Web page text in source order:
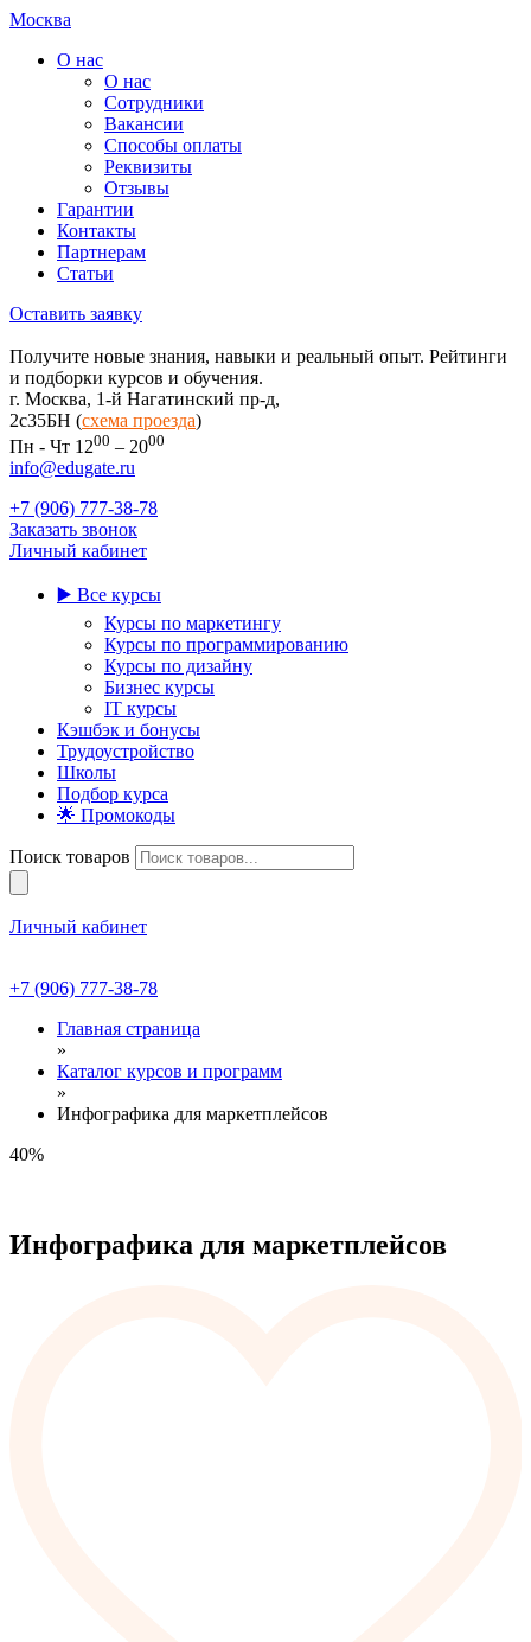
Москва
О нас
О нас
Сотрудники
Вакансии
Способы оплаты
Реквизиты
Отзывы
Гарантии
Контакты
Партнерам
Статьи
Оставить заявку
Получите новые знания, навыки и реальный опыт. Рейтинги
и подборки курсов и обучения.
г. Москва, 1-й Нагатинский пр-д,
2c35БН (схема проезда)
Пн - Чт 1200 – 2000
info@edugate.ru
+7 (906) 777-38-78
Заказать звонок
Личный кабинет
▶️ Все курсы
Курсы по маркетингу
Курсы по программированию
Курсы по дизайну
Бизнес курсы
IT курсы
Кэшбэк и бонусы
Трудоустройство
Школы
Подбор курса
🌟 Промокоды
Поиск товаров
Личный кабинет
+7 (906) 777-38-78
Главная страница
»
Каталог курсов и программ
»
Инфографика для маркетплейсов
40%
Инфографика для маркетплейсов